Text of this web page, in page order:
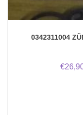
0342311004
€